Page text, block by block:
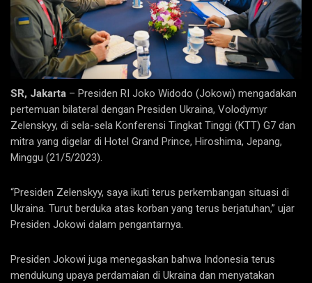
SR, Jakarta – Presiden RI Joko Widodo (Jokowi) mengadakan
pertemuan bilateral dengan Presiden Ukraina, Volodymyr
Zelenskyy, di sela-sela Konferensi Tingkat Tinggi (KTT) G7 dan
mitra yang digelar di Hotel Grand Prince, Hiroshima, Jepang,
Minggu (21/5/2023).
“Presiden Zelenskyy, saya ikuti terus perkembangan situasi di
Ukraina. Turut berduka atas korban yang terus berjatuhan,” ujar
Presiden Jokowi dalam pengantarnya.
Presiden Jokowi juga menegaskan bahwa Indonesia terus
mendukung upaya perdamaian di Ukraina dan menyatakan